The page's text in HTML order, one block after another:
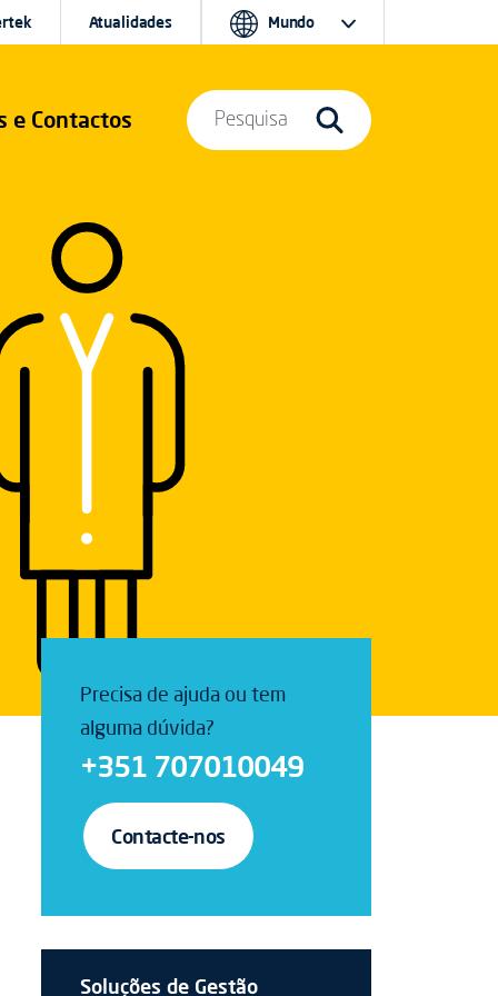
e Contactos
Atualidades Mundo
Pesquisa
Precisa de ajuda ou tem
alguma dúvida?
+351 707010049
Contacte-nos
Soluções de Gestão